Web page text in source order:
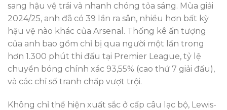
sang hậu vệ trái và nhanh chóng tỏa sáng. Mùa giải
2024/25, anh đã có 39 lần ra sân, nhiều hơn bất kỳ
hậu vệ nào khác của Arsenal. Thống kê ấn tượng
của anh bao gồm chỉ bị qua người một lần trong
hơn 1.300 phút thi đấu tại Premier League, tỷ lệ
chuyền bóng chính xác 93,55% (cao thứ 7 giải đấu),
và các chỉ số tranh chấp vượt trội.
Không chỉ thể hiện xuất sắc ở cấp câu lạc bộ, Lewis-